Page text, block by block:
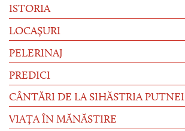
ISTORIA
LOCAȘURI
PELERINAJ
PREDICI
CÂNTĂRI DE LA SIHĂSTRIA PUTNEI
VIAȚA ÎN MĂNĂSTIRE